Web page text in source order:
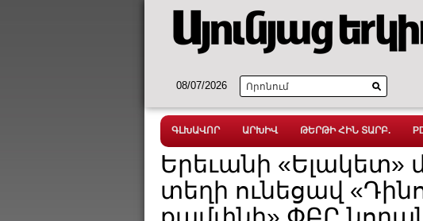
08/07/2026
ԳԼԽԱՎՈՐ ԱՐԽԻՎ ԹԵՐԹԻ ՀԻՆ ՏԱՐԲ.
Երեւանի «Ելակետ»
տեղի ունեցավ